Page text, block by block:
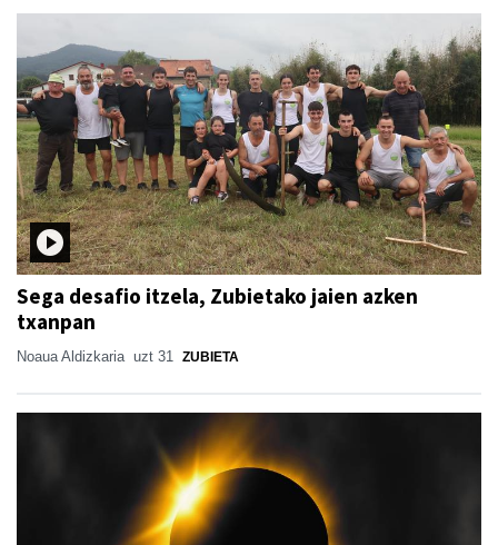
Sega desafio itzela, Zubietako jaien azken
txanpan
Noaua Aldizkaria uzt 31 ZUBIETA